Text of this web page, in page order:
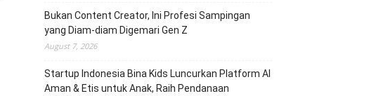
Bukan Content Creator, Ini Profesi Sampingan
yang Diam-diam Digemari Gen Z
August 7, 2026
Startup Indonesia Bina Kids Luncurkan Platform AI
Aman & Etis untuk Anak, Raih Pendanaan